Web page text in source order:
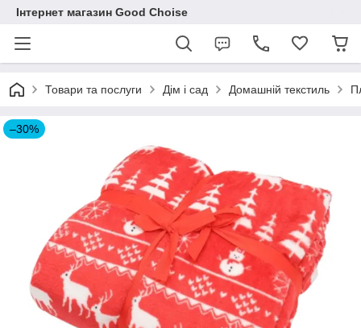
Інтернет магазин Good Choise
Товари та послуги Дім і сад Домашній текстиль
–30%